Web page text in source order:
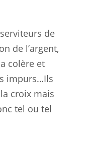
de
de l’argent,
colère et
impurs…Ils
croix mais
tel ou tel